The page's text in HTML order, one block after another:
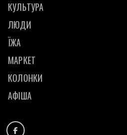
КУЛЬТУРА
ЛЮДИ
ЇЖА
МАРКЕТ
КОЛОНКИ
АФІША